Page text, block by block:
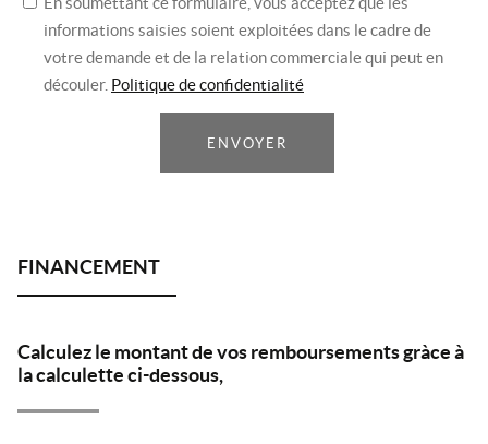
informations saisies soient exploitées dans le cadre de
votre demande et de la relation commerciale qui peut en
découler. Politique de confidentialité
ENVOYER
Calculez le montant de vos remboursements gràce à
la calculette ci-dessous,